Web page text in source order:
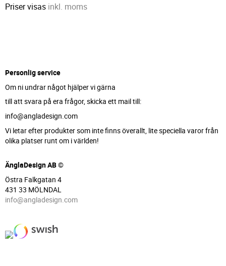
Priser visas inkl. moms
Personlig service
Om ni undrar något hjälper vi gärna
till att svara på era frågor, skicka ett mail till:
info@angladesign.com
Vi letar efter produkter som inte finns överallt, lite speciella varor från
olika platser runt om i världen!
ÄnglaDesign AB ©
Östra Falkgatan 4
431 33 MÖLNDAL
info@angladesign.com